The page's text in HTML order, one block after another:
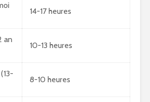
14-17 heures
an
10-13 heures
8-10 heures